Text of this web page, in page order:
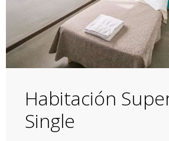
Habitación
Single